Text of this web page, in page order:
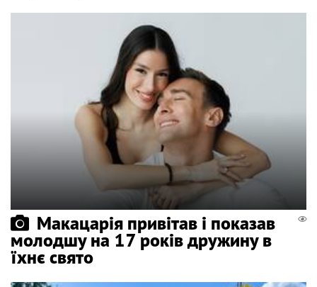
Макацарія привітав і показав
молодшу на 17 років дружину в
їхнє свято